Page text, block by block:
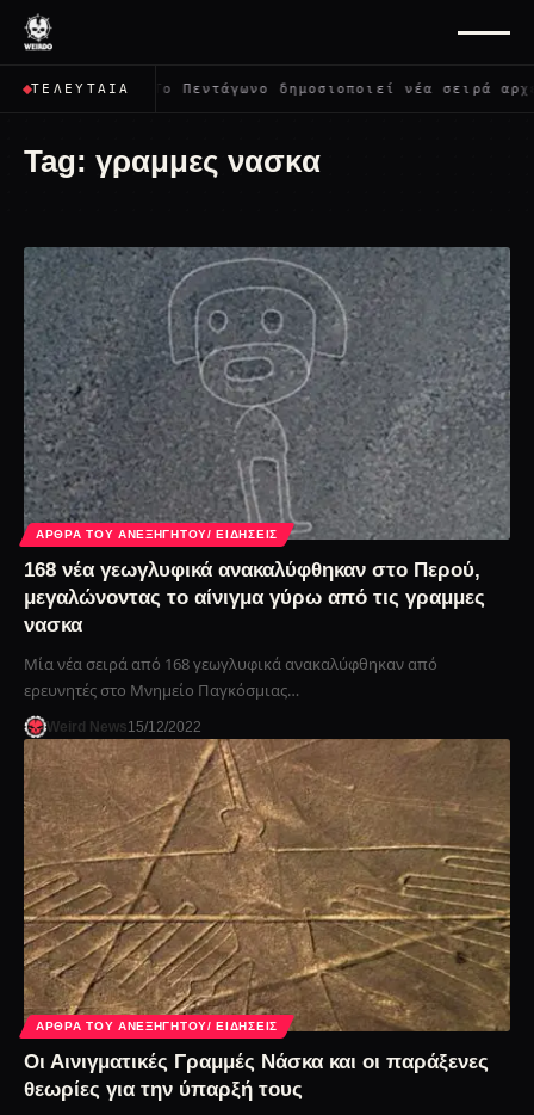
ΤΕΛΕΥΤΑΊΑ
όλους; ✦ Το Πεντάγωνο δημοσιοποιεί νέα σειρά
Tag: γραμμες νασκα
ΆΡΘΡΑ ΤΟΥ ΑΝΕΞΉΓΗΤΟΥ/ ΕΙΔΉΣΕΙΣ
168 νέα γεωγλυφικά ανακαλύφθηκαν στο Περού,
μεγαλώνοντας το αίνιγμα γύρω από τις γραμμες
νασκα
Μία νέα σειρά από 168 γεωγλυφικά ανακαλύφθηκαν από
ερευνητές στο Μνημείο Παγκόσμιας…
Weird News15/12/2022
ΆΡΘΡΑ ΤΟΥ ΑΝΕΞΉΓΗΤΟΥ/ ΕΙΔΉΣΕΙΣ
Οι Αινιγματικές Γραμμές Νάσκα και οι παράξενες
θεωρίες για την ύπαρξή τους